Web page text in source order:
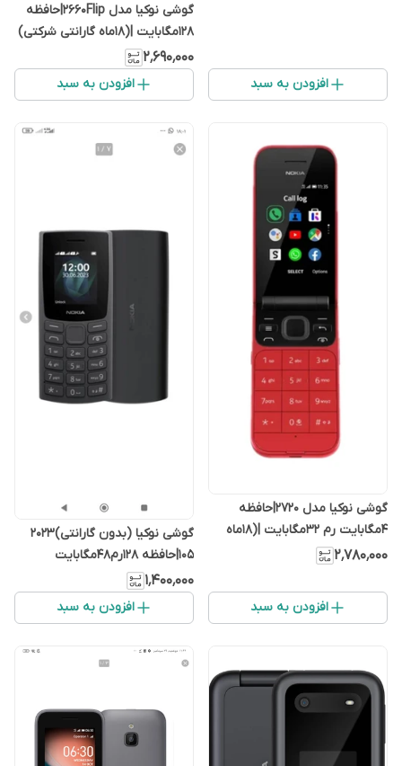
افزودن به سبد
گوشی نوکیا مدل 2660Flip|حافظه
128مگابایت |(۱۸ماه گارانتی شرکتی)
۲٬۶۹۰٬۰۰۰
افزودن به سبد
گوشی نوکیا مدل 2720|حافظه
۴مگابایت رم ۳۲مگابایت |(۱۸ماه
گارانتی شرکتی)
۲٬۷۸۰٬۰۰۰
افزودن به سبد
گوشی نوکیا (بدون گارانتی)2023
105|حافظه ۱۲۸رم48مگابایت
۱٬۴۰۰٬۰۰۰
افزودن به سبد